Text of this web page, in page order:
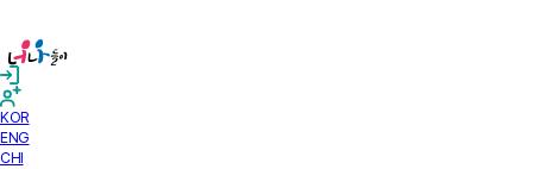
KOR
ENG
CHI